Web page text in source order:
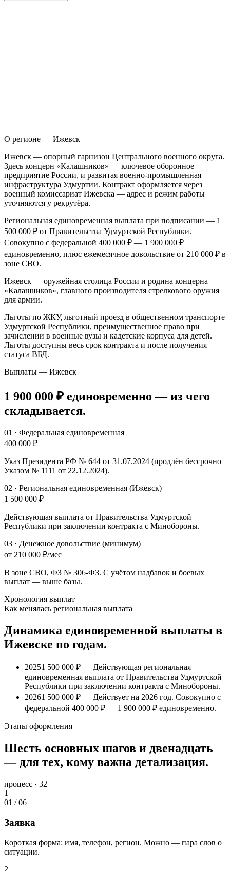
О регионе — Ижевск
Ижевск — опорный гарнизон Центрального военного округа.
Здесь концерн «Калашников» — ключевое оборонное
предприятие России, и развитая военно-промышленная
инфраструктура Удмуртии. Контракт оформляется через
военный комиссариат Ижевска — адрес и режим работы
уточняются у рекрутёра.
Региональная единовременная выплата при подписании — 1
500 000 ₽ от Правительства Удмуртской Республики.
Совокупно с федеральной 400 000 ₽ — 1 900 000 ₽
единовременно, плюс ежемесячное довольствие от 210 000 ₽ в
зоне СВО.
Ижевск — оружейная столица России и родина концерна
«Калашников», главного производителя стрелкового оружия
для армии.
Льготы по ЖКУ, льготный проезд в общественном транспорте
Удмуртской Республики, преимущественное право при
зачислении в военные вузы и кадетские корпуса для детей.
Льготы доступны весь срок контракта и после получения
статуса ВБД.
Выплаты — Ижевск
1 900 000 ₽ единовременно — из чего
складывается.
01 · Федеральная единовременная
400 000 ₽
Указ Президента РФ № 644 от 31.07.2024 (продлён бессрочно
Указом № 1111 от 22.12.2024).
02 · Региональная единовременная (Ижевск)
1 500 000 ₽
Действующая выплата от Правительства Удмуртской
Республики при заключении контракта с Минобороны.
03 · Денежное довольствие (минимум)
от 210 000 ₽/мес
В зоне СВО, ФЗ № 306-ФЗ. С учётом надбавок и боевых
выплат — выше базы.
Хронология выплат
Как менялась региональная выплата
Динамика единовременной выплаты в
Ижевске по годам.
20251 500 000 ₽ — Действующая региональная
единовременная выплата от Правительства Удмуртской
Республики при заключении контракта с Минобороны.
20261 500 000 ₽ — Действует на 2026 год. Совокупно с
федеральной 400 000 ₽ — 1 900 000 ₽ единовременно.
Этапы оформления
Шесть основных шагов и двенадцать
— для тех, кому важна детализация.
процесс · 32
1
01 /06
Заявка
Короткая форма: имя, телефон, регион. Можно — пара слов о
ситуации.
2